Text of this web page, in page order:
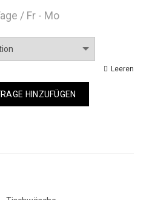
/ Fr - Mo
Leeren
HINZUFÜGEN